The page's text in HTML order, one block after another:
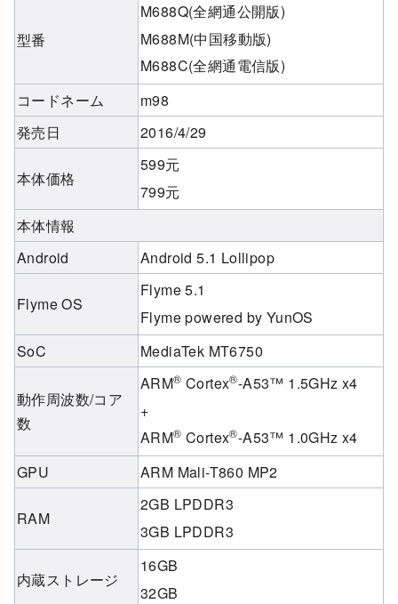
型番
M688Q(全網通公開版)
M688M(中国移動版)
M688C(全網通電信版)
コードネーム
m98
発売日
2016/4/29
本体価格
599元
799元
本体情報
Android
Android 5.1 Lollipop
Flyme OS
Flyme 5.1
Flyme powered by YunOS
SoC
MediaTek MT6750
動作周波数/コア
数
ARM® Cortex®-A53™ 1.5GHz x4
+
ARM® Cortex®-A53™ 1.0GHz x4
GPU
ARM Mali-T860 MP2
RAM
2GB LPDDR3
3GB LPDDR3
内蔵ストレージ
16GB
32GB